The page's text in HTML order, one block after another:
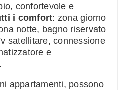
confortevole e
i comfort: zona giorno
notte, bagno riservato
satellitare, connessione
e
appartamenti, possono